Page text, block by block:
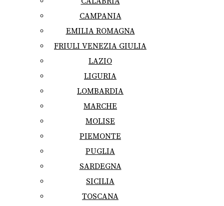
CAMPANIA
EMILIA ROMAGNA
FRIULI VENEZIA GIULIA
LAZIO
LIGURIA
LOMBARDIA
MARCHE
MOLISE
PIEMONTE
PUGLIA
SARDEGNA
SICILIA
TOSCANA